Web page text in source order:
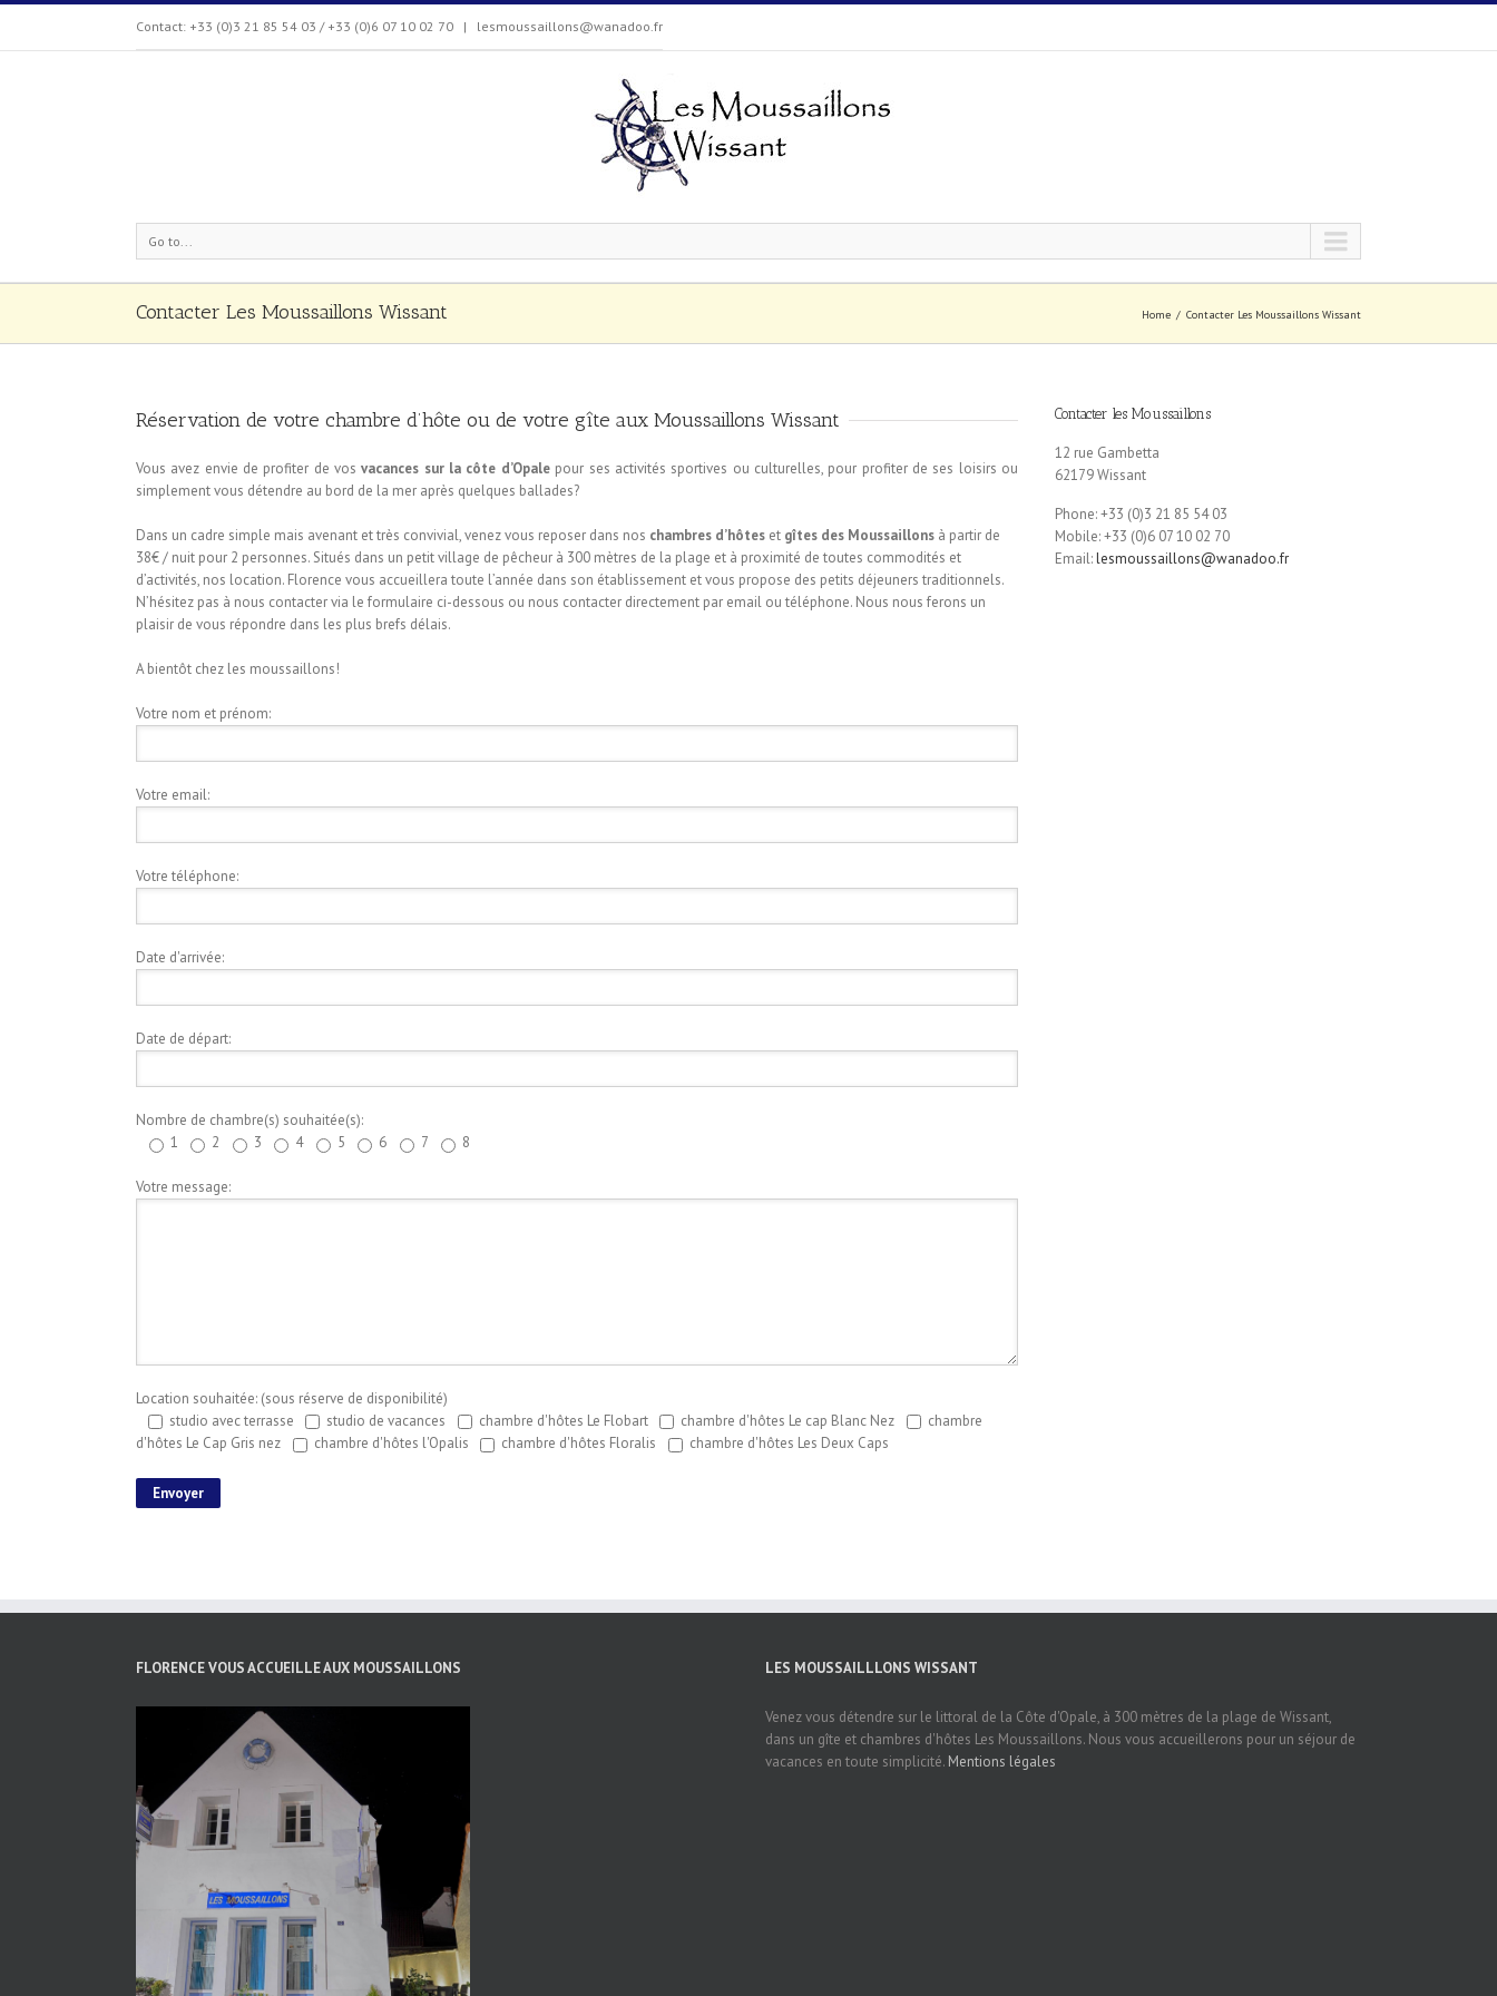
Contact: +33 (0)3 21 85 54 03 / +33 (0)6 07 10 02 70 | lesmoussaillons@wanadoo.fr
Go to...
Contacter Les Moussaillons Wissant Home Contacter Les Moussaillons Wissant
Réservation de votre chambre d’hôte ou de votre gîte aux Moussaillons Wissant
Vous avez envie de profiter de vosvacances sur la côte d’Opalepour ses activités sportives ou culturelles, pour profiter de ses loisirs ou
simplement vous détendre au bord de la mer après quelques ballades?
Dans un cadre simple mais avenant et très convivial, venez vous reposer dans nos chambres d’hôtes et gîtes des Moussaillons à partir de
38€ / nuit pour 2 personnes. Situés dans un petit village de pêcheur à 300 mètres de la plage et à proximité de toutes commodités et
d’activités, nos location. Florence vous accueillera toute l’année dans son établissement et vous propose des petits déjeuners traditionnels.
N’hésitez pas à nous contacter via le formulaire ci-dessous ou nous contacter directement par email ou téléphone. Nous nous ferons un
plaisir de vous répondre dans les plus brefs délais.
A bientôt chez les moussaillons!
Votre nom et prénom:
Votre email:
Votre téléphone:
Date d'arrivée:
Date de départ:
Nombre de chambre(s) souhaitée(s):
1
2 3 4 5 6 7 8
Votre message:
Location souhaitée: (sous réserve de disponibilité)
studio avec terrasse
studio de vacances chambre d'hôtes Le Flobart chambre d'hôtes Le cap Blanc Nez
chambre
d'hôtes Le Cap Gris nez
chambre d'hôtes l'Opalis chambre d'hôtes Floralis chambre d'hôtes Les Deux Caps
Contacter les Moussaillons
12 rue Gambetta
62179 Wissant
Phone: +33 (0)3 21 85 54 03
Mobile: +33 (0)6 07 10 02 70
Email:lesmoussaillons@wanadoo.fr
FLORENCE VOUS ACCUEILLE AUX MOUSSAILLONS LES MOUSSAILLLONS WISSANT
Venez vous détendre sur le littoral de la Côte d'Opale, à 300 mètres de la plage de Wissant,
dans un gîte et chambres d'hôtes Les Moussaillons. Nous vous accueillerons pour un séjour de
vacances en toute simplicité. Mentions légales